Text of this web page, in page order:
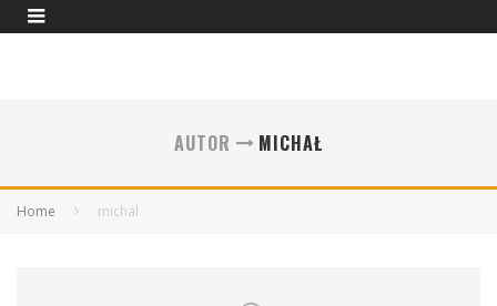
AUTOR MICHAŁ
Home michal